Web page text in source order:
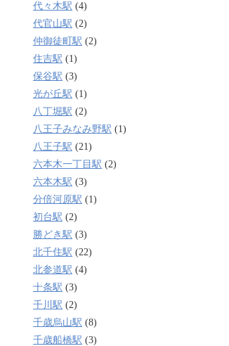
代々木駅 (4)
代官山駅 (2)
仲御徒町駅 (2)
住吉駅 (1)
保谷駅 (3)
光が丘駅 (1)
八丁堀駅 (2)
八王子みなみ野駅 (1)
八王子駅 (21)
六本木一丁目駅 (2)
六本木駅 (3)
分倍河原駅 (1)
初台駅 (2)
勝どき駅 (3)
北千住駅 (22)
北参道駅 (4)
十条駅 (3)
千川駅 (2)
千歳烏山駅 (8)
千歳船橋駅 (3)